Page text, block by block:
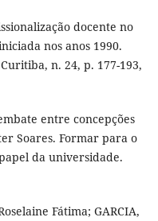
docente no
nos anos 1990.
n. 24, p. 177-193,
embate entre concepções
Soares. Formar para o
da universidade.
Fátima; GARCIA,